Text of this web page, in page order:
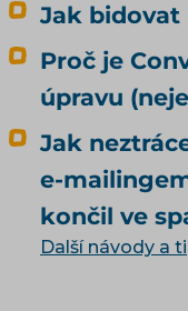
článek je proto
doporučování.
mě agent
nikde nepovolil? Co bych musel udělat, aby u
mě mohl
Kdo zaplatí
jiného, než měl? Jak vás má umělá inteligence
vůbec najít a
e-shop. Čím
Jak bidovat
Proč je
úpravu
Jak
e-
končil ve
Další návody a